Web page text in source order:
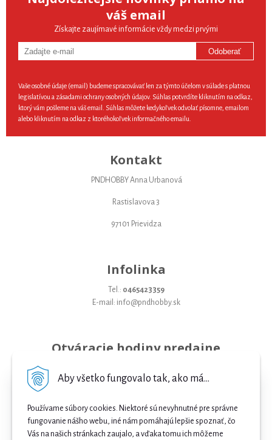
Aby všetko fungovalo tak, ako má...
Používame súbory cookies. Niektoré sú nevyhnutné pre správne
fungovanie nášho webu, iné nám pomáhajú lepšie spoznať, čo
Vás na našich stránkach zaujalo, a vďaka tomu ich môžeme
váš email
Získajte zaujímavé informácie vždy medzi prvými
Odoberať
Vaše osobné údaje (email) budeme spracovávať len za týmto účelom v súlade s platnou
legislatívou a zásadami ochrany osobných údajov. Súhlas potvrdíte kliknutím na odkaz,
ktorý vám pošleme na váš email. Súhlas môžete kedykoľvek odvolať písomne, emailom
alebo kliknutím na odkaz z ktoréhokoľvek informačného emailu.
Kontakt
PNDHOBBY Anna Urbanová
Rastislavova 3
97101 Prievidza
Infolinka
Tel.: 0465423359
E-mail: info@pndhobby.sk
Otváracie hodiny predajne
Streda 09-17
Štvrtok 09-17